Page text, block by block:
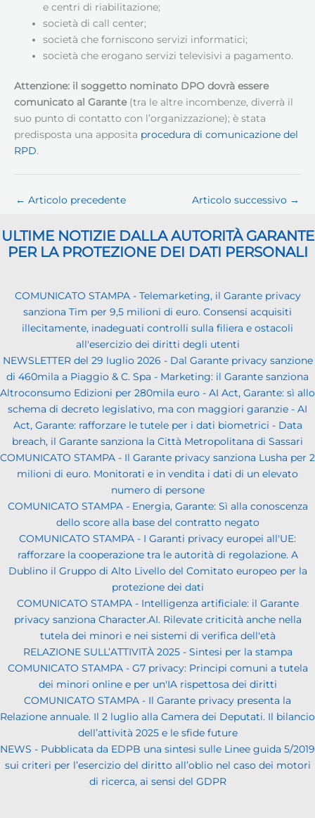
e centri di riabilitazione;
società di call center;
società che forniscono servizi informatici;
società che erogano servizi televisivi a pagamento.
Attenzione: il soggetto nominato DPO dovrà essere
comunicato al Garante(tra le altre incombenze, diverrà il
suo punto di contatto con l’organizzazione); è stata
predisposta una apposita procedura di comunicazione del
RPD.
← Articolo precedente Articolo successivo →
ULTIME NOTIZIE DALLA AUTORITÀ GARANTE
PER LA PROTEZIONE DEI DATI PERSONALI
COMUNICATO STAMPA - Telemarketing, il Garante privacy
sanziona Tim per 9,5 milioni di euro. Consensi acquisiti
illecitamente, inadeguati controlli sulla filiera e ostacoli
all'esercizio dei diritti degli utenti
NEWSLETTER del 29 luglio 2026 - Dal Garante privacy sanzione
di 460mila a Piaggio & C. Spa - Marketing: il Garante sanziona
Altroconsumo Edizioni per 280mila euro - AI Act, Garante: sì allo
schema di decreto legislativo, ma con maggiori garanzie - AI
Act, Garante: rafforzare le tutele per i dati biometrici - Data
breach, il Garante sanziona la Città Metropolitana di Sassari
COMUNICATO STAMPA - Il Garante privacy sanziona Lusha per 2
milioni di euro. Monitorati e in vendita i dati di un elevato
numero di persone
COMUNICATO STAMPA - Energia, Garante: Sì alla conoscenza
dello score alla base del contratto negato
COMUNICATO STAMPA - I Garanti privacy europei all'UE:
rafforzare la cooperazione tra le autorità di regolazione. A
Dublino il Gruppo di Alto Livello del Comitato europeo per la
protezione dei dati
COMUNICATO STAMPA - Intelligenza artificiale: il Garante
privacy sanziona Character.AI. Rilevate criticità anche nella
tutela dei minori e nei sistemi di verifica dell'età
RELAZIONE SULL’ATTIVITÀ 2025 - Sintesi per la stampa
COMUNICATO STAMPA - G7 privacy: Principi comuni a tutela
dei minori online e per un'IA rispettosa dei diritti
COMUNICATO STAMPA - Il Garante privacy presenta la
Relazione annuale. Il 2 luglio alla Camera dei Deputati. Il bilancio
dell’attività 2025 e le sfide future
NEWS - Pubblicata da EDPB una sintesi sulle Linee guida 5/2019
sui criteri per l’esercizio del diritto all’oblio nel caso dei motori
di ricerca, ai sensi del GDPR